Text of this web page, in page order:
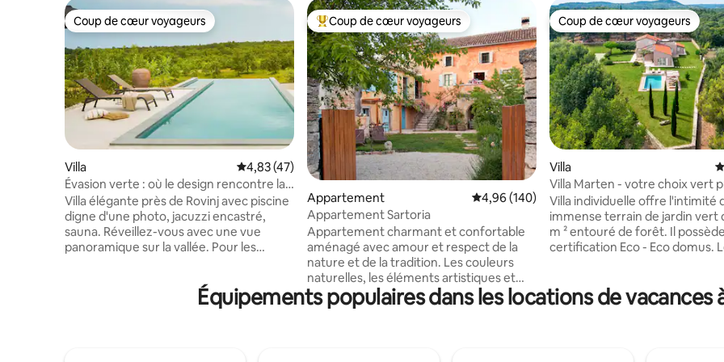
Coup de cœur voyageurs
Coup de cœur voyageurs
Villa Évaluation moyenne sur la base de 47 commentaires : 4,83 sur 5
4,83 (47)
Évasion verte : où le design rencontre la
sérénité
Villa élégante près de Rovinj avec piscine
digne d'une photo, jacuzzi encastré,
sauna. Réveillez-vous avec une vue
panoramique sur la vallée. Pour les
national de Brijuni, du parc des
dinosaures, des villes médiévales et de la
Coups de cœur voyageurs les plus appréciés
Coup de cœur voyageurs
Appartement Évaluation moyenne sur la base de 140
4,96 (140)
Appartement Sartoria
Appartement charmant et confortable
aménagé avec amour et respect de la
nature et de la tradition. Les couleurs
naturelles, les éléments artistiques et
historiques rendent ce lieu unique en
tant qu'expérience de séjour ici. Vous
Coup de cœur voyageurs
Coup de cœur voyageurs
Villa
Villa Marten - votre choix vert
Rovinj !
Villa individuelle offre l'intimité
immense terrain de jardin vert
m ² entouré de forêt. Il possède une
certification Eco - Eco domus.
que: la responsabilité sociale et
environnementale, l'utilisation
Équipements populaires dans les locations de vacances